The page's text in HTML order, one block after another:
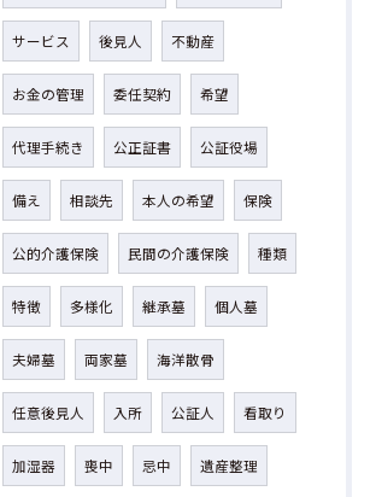
サービス 後見人 不動産
お金の管理 委任契約 希望
代理手続き 公正証書 公証役場
備え 相談先 本人の希望 保険
公的介護保険 民間の介護保険 種類
特徴 多様化 継承墓 個人墓
夫婦墓 両家墓 海洋散骨
任意後見人 入所 公証人 看取り
加湿器 喪中 忌中 遺産整理